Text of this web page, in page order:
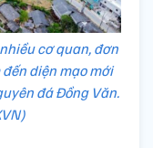
cơ quan, đơn
diện mạo mới
đá Đồng Văn.